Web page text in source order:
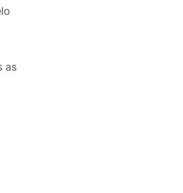
as